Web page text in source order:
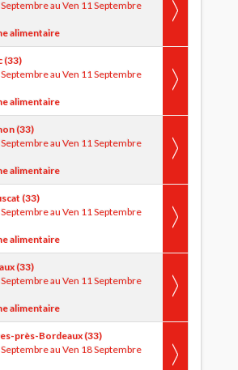
au Ven 11 Septembre
alimentaire
(33)
au Ven 11 Septembre
alimentaire
(33)
au Ven 11 Septembre
alimentaire
(33)
au Ven 11 Septembre
alimentaire
(33)
au Ven 11 Septembre
alimentaire
près-Bordeaux (33)
au Ven 18 Septembre